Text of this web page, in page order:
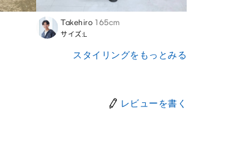
Takehiro 165cm
サイズ:L
スタイリングをもっとみる
レビューを書く